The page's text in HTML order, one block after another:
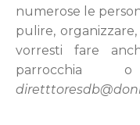
numerose le
pulire,
vorresti fare